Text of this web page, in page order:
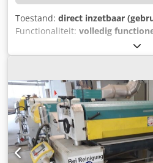
Toestand: direct inzetbaar
Functionaliteit: volledig
mm, zuigcapaciteit:12.000 m³/u
,
bod verplicht tot tijdige afhaling
TECHNISCHE GEGEVENS Max.
werkstuklengte: 300 mm Max.
MACHINEGEGEVENS
met oscillerende armen
m³/u Afzuiging: 12.000 m³/u
Aantal spuitpistolen: 4 stuks